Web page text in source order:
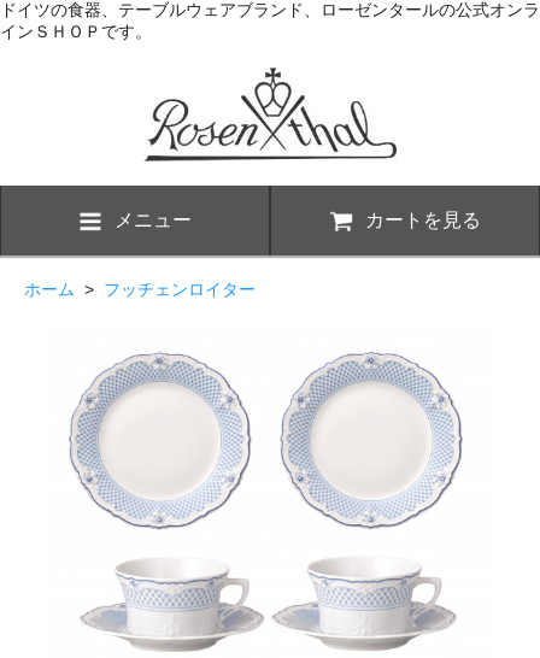
ドイツの食器、テーブルウェアブランド、ローゼンタールの公式オンラ
インＳＨＯＰです。
メニュー カートを見る
ホーム > フッチェンロイター